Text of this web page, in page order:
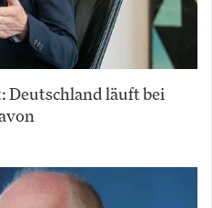
Deutschland läuft bei